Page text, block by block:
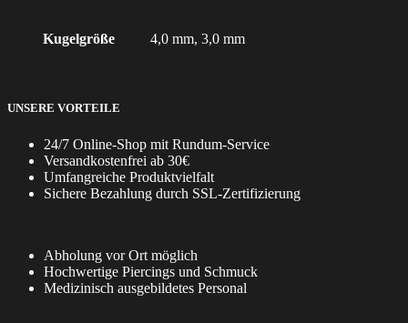
Kugelgröße 4,0 mm, 3,0 mm
UNSERE VORTEILE
24/7 Online-Shop mit Rundum-Service
Versandkostenfrei ab 30€
Umfangreiche Produktvielfalt
Sichere Bezahlung durch SSL-Zertifizierung
Abholung vor Ort möglich
Hochwertige Piercings und Schmuck
Medizinisch ausgebildetes Personal